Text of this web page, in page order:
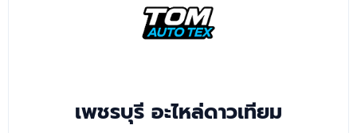
เพชรบุรี อะไหล่ดาวเทียม